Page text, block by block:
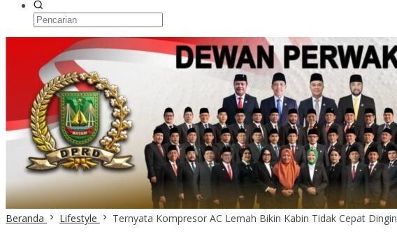
Beranda Lifestyle Ternyata Kompresor AC Lemah Bikin Kabin Tidak Cepat Dingin